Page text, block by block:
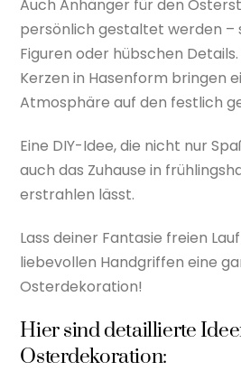
Auch Anhänger für den
persönlich gestaltet werden –
Figuren oder hübschen
Kerzen in Hasenform bringen
Atmosphäre auf den festlich
Eine DIY-Idee, die nicht nur
auch das Zuhause in
erstrahlen lässt.
Lass deiner Fantasie freien
liebevollen Handgriffen eine
Osterdekoration!
Hier sind detaillierte
Osterdekoration: